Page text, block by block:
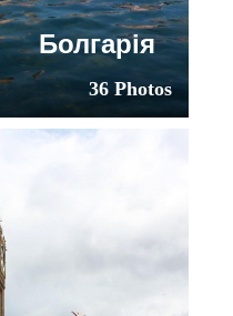
Болгарія
36 Photos